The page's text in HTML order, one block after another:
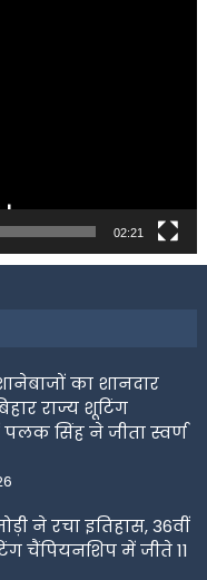
02:21
का शानदार
राज्य शूटिंग
सिंह ने जीता स्वर्ण
ने रचा इतिहास, 36वीं
चैंपियनशिप में जीते 11